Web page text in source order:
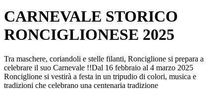
CARNEVALE STORICO
RONCIGLIONESE 2025
Tra maschere, coriandoli e stelle filanti, Ronciglione si prepara a
celebrare il suo Carnevale !!Dal 16 febbraio al 4 marzo 2025
Ronciglione si vestirà a festa in un tripudio di colori, musica e
tradizioni che celebrano una centenaria tradizione